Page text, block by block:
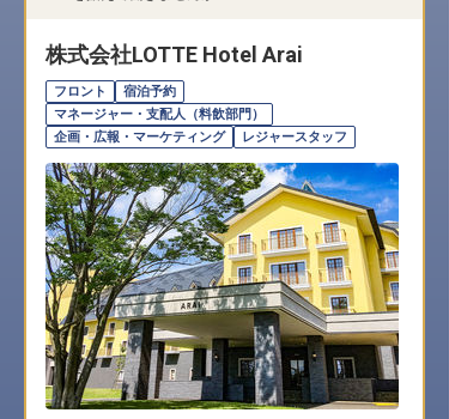
株式会社LOTTE Hotel Arai
フロント
宿泊予約
マネージャー・支配人（料飲部門）
企画・広報・マーケティング
レジャースタッフ